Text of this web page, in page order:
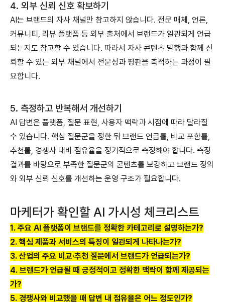
4. 외부 신뢰 신호 확보하기
AI는 브랜드의 자사 채널만 참고하지 않습니다. 전문 매체, 언론,
커뮤니티, 리뷰 플랫폼 등 외부 출처에서 브랜드가 일관되게 언급
되는지도 참고할 수 있습니다. 따라서 자사 콘텐츠 발행과 함께 신
뢰할 수 있는 외부 채널에서 전문성과 평판을 축적하는 과정이 필
요합니다.
5. 측정하고 반복해서 개선하기
AI 답변은 플랫폼, 질문 표현, 사용자 맥락과 시점에 따라 달라질
수 있습니다. 핵심 질문군을 정한 뒤 브랜드 언급률, 비교 포함률,
추천률, 경쟁사 대비 점유율을 정기적으로 측정해야 합니다. 측정
결과를 바탕으로 부족한 질문군의 콘텐츠를 보강하고 브랜드 정의
와 외부 신뢰 신호를 개선하는 운영 구조가 필요합니다.
마케터가 확인할 AI 가시성 체크리스트
1. 주요 AI 플랫폼이 브랜드를 정확한 카테고리로 설명하는가?
2. 핵심 제품과 서비스의 특징이 일관되게 나타나는가?
3. 산업의 주요 비교·추천 질문에서 브랜드가 언급되는가?
4. 브랜드가 언급될 때 긍정적이고 정확한 맥락이 함께 제공되는
가?
5. 경쟁사와 비교했을 때 답변 내 점유율은 어느 정도인가?